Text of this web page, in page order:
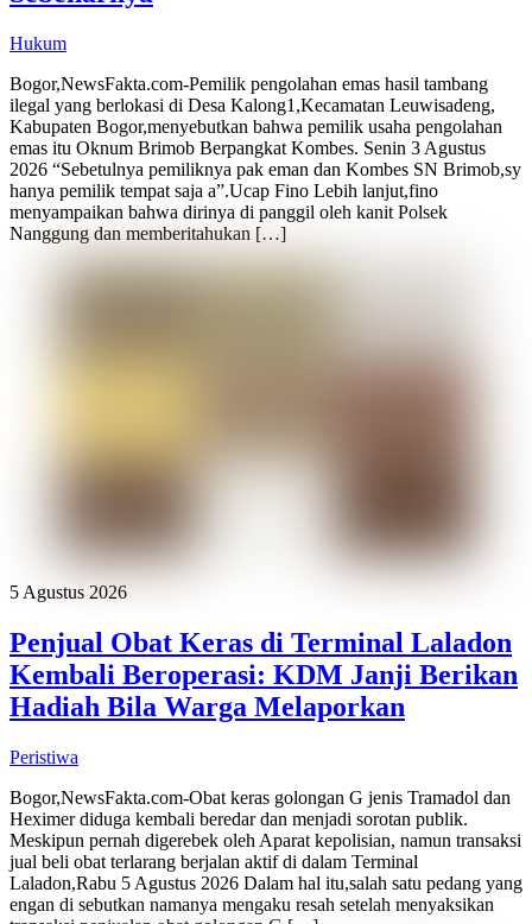
Hukum
Bogor,NewsFakta.com-Pemilik pengolahan emas hasil tambang
ilegal yang berlokasi di Desa Kalong1,Kecamatan Leuwisadeng,
Kabupaten Bogor,menyebutkan bahwa pemilik usaha pengolahan
emas itu Oknum Brimob Berpangkat Kombes. Senin 3 Agustus
2026 “Sebetulnya pemiliknya pak eman dan Kombes SN Brimob,sy
hanya pemilik tempat saja a”.Ucap Fino Lebih lanjut,fino
menyampaikan bahwa dirinya di panggil oleh kanit Polsek
Nanggung dan memberitahukan […]
5 Agustus 2026
Penjual Obat Keras di Terminal Laladon
Kembali Beroperasi: KDM Janji Berikan
Hadiah Bila Warga Melaporkan
Peristiwa
Bogor,NewsFakta.com-Obat keras golongan G jenis Tramadol dan
Heximer diduga kembali beredar dan menjadi sorotan publik.
Meskipun pernah digerebek oleh Aparat kepolisian, namun transaksi
jual beli obat terlarang berjalan aktif di dalam Terminal
Laladon,Rabu 5 Agustus 2026 Dalam hal itu,salah satu pedang yang
engan di sebutkan namanya mengaku resah setelah menyaksikan